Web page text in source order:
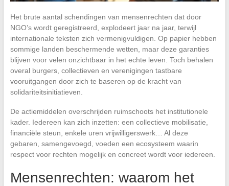
Het brute aantal schendingen van mensenrechten dat door
NGO’s wordt geregistreerd, explodeert jaar na jaar, terwijl
internationale teksten zich vermenigvuldigen. Op papier hebben
sommige landen beschermende wetten, maar deze garanties
blijven voor velen onzichtbaar in het echte leven. Toch behalen
overal burgers, collectieven en verenigingen tastbare
vooruitgangen door zich te baseren op de kracht van
solidariteitsinitiatieven.
De actiemiddelen overschrijden ruimschoots het institutionele
kader. Iedereen kan zich inzetten: een collectieve mobilisatie,
financiële steun, enkele uren vrijwilligerswerk… Al deze
gebaren, samengevoegd, voeden een ecosysteem waarin
respect voor rechten mogelijk en concreet wordt voor iedereen.
Mensenrechten: waarom het